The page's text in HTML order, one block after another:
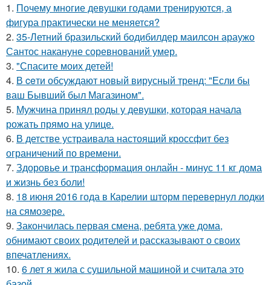
1. Почему многие девушки годами тренируются, а
фигура практически не меняется?
2. 35-Летний бразильский бодибилдер маилсон араужо
Сантос накануне соревнований умер.
3. "Спасите моих детей!
4. В ceти обсуждают новый вирусный тренд: "Если бы
ваш Бывший был Магазином".
5. Мужчина принял роды у девушки, которая начала
рожать прямо на улице.
6. В детстве устраивала настоящий кроссфит без
ограничений по времени.
7. Здоровье и трансформация онлайн - минус 11 кг дома
и жизнь без боли!
8. 18 июня 2016 года в Карелии шторм перевернул лодки
на сямозере.
9. Закончилась первая смена, ребята уже дома,
обнимают своих родителей и рассказывают о своих
впечатлениях.
10. 6 лет я жила с сушильной машиной и считала это